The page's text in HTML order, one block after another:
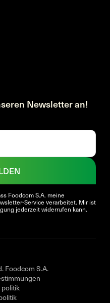
Newsletter an!
Foodcom S.A. meine
Service verarbeitet. Mir ist
jederzeit widerrufen kann.
Foodcom S.A.